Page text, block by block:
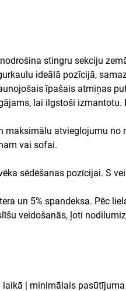
stingru sekciju
ideālā pozīcijā,
īpašais atmiņas
lai ilgstoši
maksimālu atvieglojumu
vai sofai.
sēdēšanas pozīcijai. S
un 5% spandeksa. Pēc
veidošanās, ļoti
| minimālais